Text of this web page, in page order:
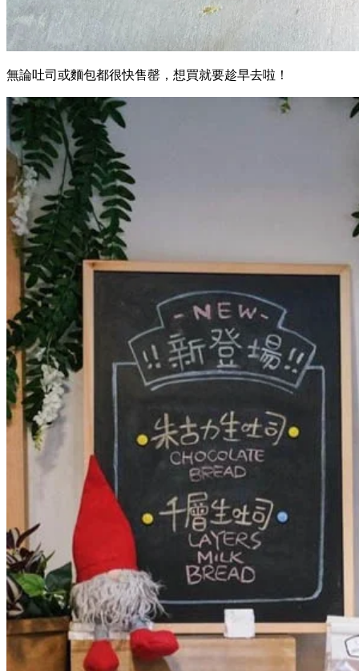
無論吐司或麵包都很快售罄，想買就要趁早去啦！